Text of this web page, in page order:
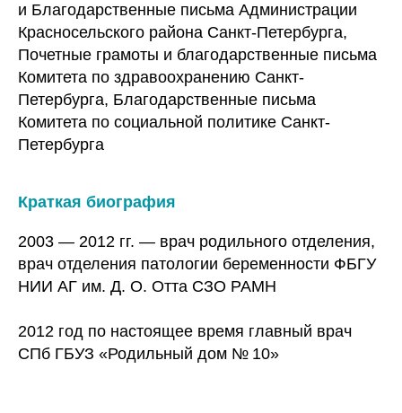
и Благодарственные письма Администрации
Красносельского района Санкт-Петербурга,
Почетные грамоты и благодарственные письма
Комитета по здравоохранению Санкт-
Петербурга, Благодарственные письма
Комитета по социальной политике Санкт-
Петербурга
Краткая биография
2003 — 2012 гг. — врач родильного отделения,
врач отделения патологии беременности ФБГУ
НИИ АГ им. Д. О. Отта СЗО РАМН
2012 год по настоящее время главный врач
СПб ГБУЗ «Родильный дом № 10»